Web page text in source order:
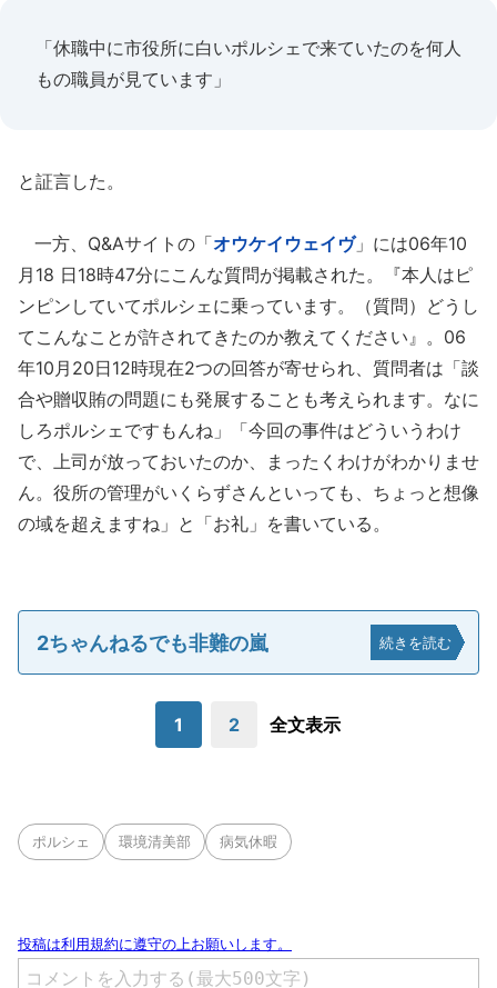
「休職中に市役所に白いポルシェで来ていたのを何人
もの職員が見ています」
と証言した。
一方、Q&Aサイトの「オウケイウェイヴ」には06年10
月18 日18時47分にこんな質問が掲載された。『本人はピ
ンピンしていてポルシェに乗っています。（質問）どうし
てこんなことが許されてきたのか教えてください』。06
年10月20日12時現在2つの回答が寄せられ、質問者は「談
合や贈収賄の問題にも発展することも考えられます。なに
しろポルシェですもんね」「今回の事件はどういうわけ
で、上司が放っておいたのか、まったくわけがわかりませ
ん。役所の管理がいくらずさんといっても、ちょっと想像
の域を超えますね」と「お礼」を書いている。
2ちゃんねるでも非難の嵐 続きを読む
1 2 全文表示
ポルシェ 環境清美部 病気休暇